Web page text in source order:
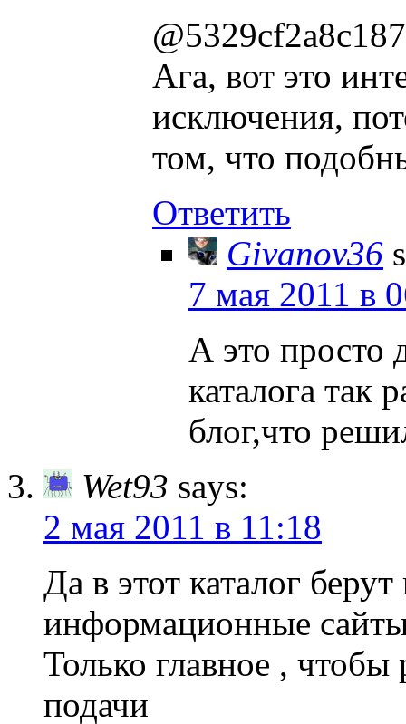
Ага, вот это
исключения,
том, что
Ответить
Givanov36
7 мая 2011 в
А это просто
каталога так
блог,что
Wet93 says:
2 мая 2011 в 11:18
Да в этот каталог
информационные
Только главное ,
подачи